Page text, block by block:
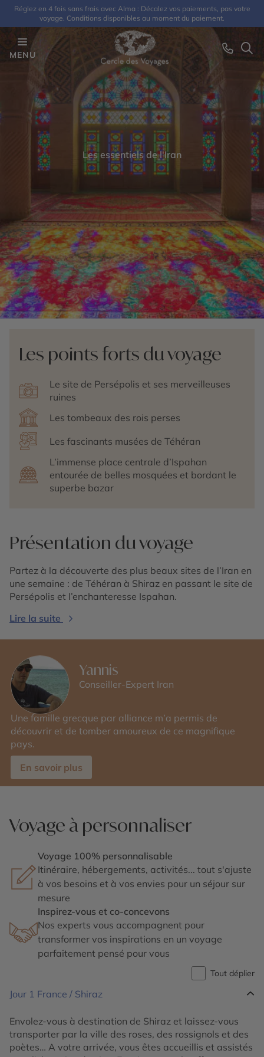
Réglez en 4 fois sans frais avec Alma : Décalez vos paiements, pas votre
voyage. Conditions disponibles au moment du paiement.
MENU
Les essentiels de l'Iran
Les points forts du voyage
Le site de Persépolis et ses merveilleuses
ruines
Les tombeaux des rois perses
Les fascinants musées de Téhéran
L’immense place centrale d’Ispahan
entourée de belles mosquées et bordant le
superbe bazar
Présentation du voyage
Partez à la découverte des plus beaux sites de l’Iran en
une semaine : de Téhéran à Shiraz en passant le site de
Persépolis et l’enchanteresse Ispahan.
Lire la suite
Yannis
Conseiller-Expert Iran
Une famille grecque par alliance m’a permis de
découvrir et de tomber amoureux de ce magnifique
pays.
En savoir plus
Voyage à personnaliser
Voyage 100% personnalisable
Itinéraire, hébergements, activités... tout s'ajuste
à vos besoins et à vos envies pour un séjour sur
mesure
Inspirez-vous et co-concevons
Nos experts vous accompagnent pour
transformer vos inspirations en un voyage
parfaitement pensé pour vous
Tout déplier
Jour 1 France / Shiraz
Envolez-vous à destination de Shiraz et laissez-vous
transporter par la ville des roses, des rossignols et des
poètes… A votre arrivée, vous êtes accueillis et assistés